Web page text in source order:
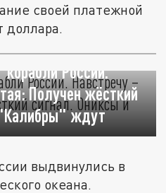
своей платежной
доллара.
России.
Получен жёсткий
ждут
выдвинулись в
океана.